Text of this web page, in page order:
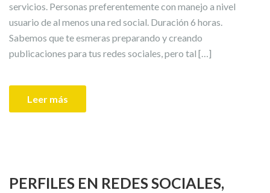
servicios. Personas preferentemente con manejo a nivel
usuario de al menos una red social. Duración 6 horas.
Sabemos que te esmeras preparando y creando
publicaciones para tus redes sociales, pero tal […]
Leer más
PERFILES EN REDES SOCIALES,